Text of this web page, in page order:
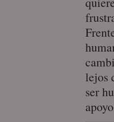
lejos
ser